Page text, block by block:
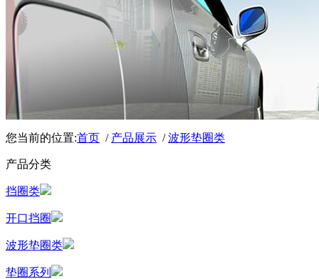
您当前的位置:首页 / 产品展示 /波形垫圈类
产品分类
挡圈类
开口挡圈
波形垫圈类
垫圈系列